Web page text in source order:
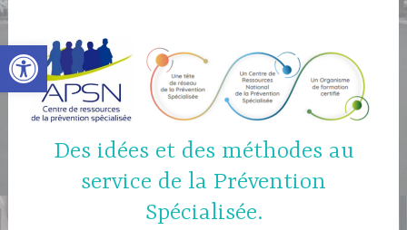
Ouvrir la barre d’outils
Accéder
contenu
principal
Des idées et des méthodes au
service de la Prévention
Spécialisée.